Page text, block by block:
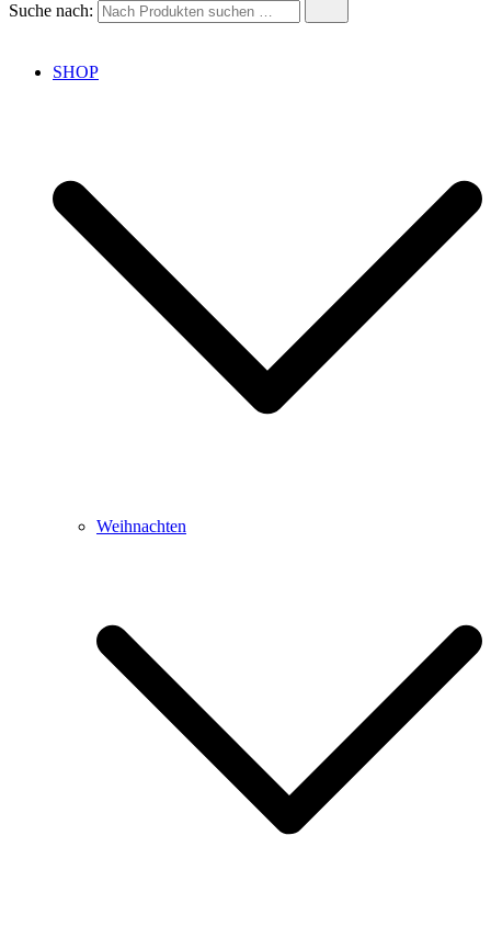
Suche nach:
SHOP
Weihnachten